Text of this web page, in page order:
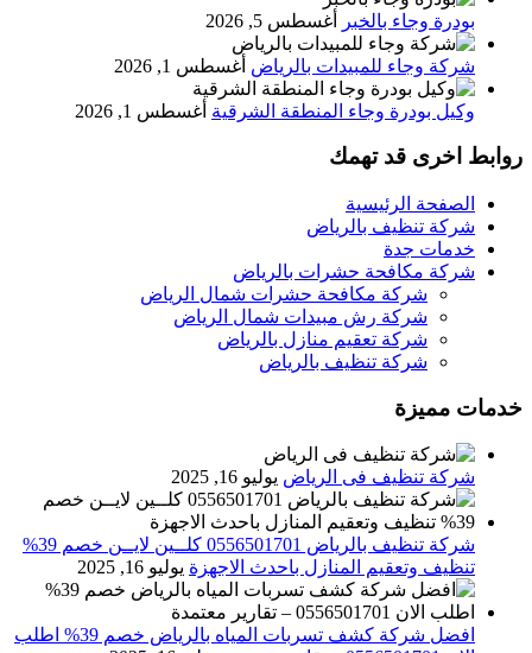
بودرة وجاء بالخبر أغسطس 5, 2026
شركة وجاء للمبيدات بالرياض أغسطس 1, 2026
وكيل بودرة وجاء المنطقة الشرقية أغسطس 1, 2026
روابط اخرى قد تهمك
الصفحة الرئيسية
شركة تنظيف بالرياض
خدمات جدة
شركة مكافحة حشرات بالرياض
شركة مكافحة حشرات شمال الرياض
شركة رش مبيدات شمال الرياض
شركة تعقيم منازل بالرياض
شركة تنظيف بالرياض
خدمات مميزة
شركة تنظيف فى الرياض يوليو 16, 2025
شركة تنظيف بالرياض 0556501701 كلــين لايــن خصم 39%
تنظيف وتعقيم المنازل باحدث الاجهزة يوليو 16, 2025
افضل شركة كشف تسربات المياه بالرياض خصم 39% اطلب